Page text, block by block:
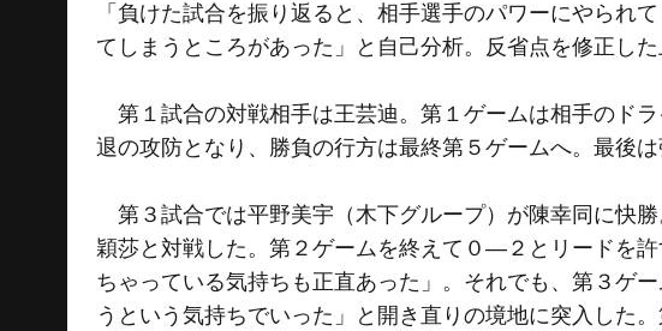
「負けた試合を振り返ると、相手選手のパワーにやられ
てしまうところがあった」と自己分析。反省点を修正し
第１試合の対戦相手は王芸迪。第１ゲームは相手のド
退の攻防となり、勝負の行方は最終第５ゲームへ。最後
第３試合では平野美宇（木下グループ）が陳幸同に快
穎莎と対戦した。第２ゲームを終えて０―２とリードを
ちゃっている気持ちも正直あった」。それでも、第３ゲ
うという気持ちでいった」と開き直りの境地に突入した